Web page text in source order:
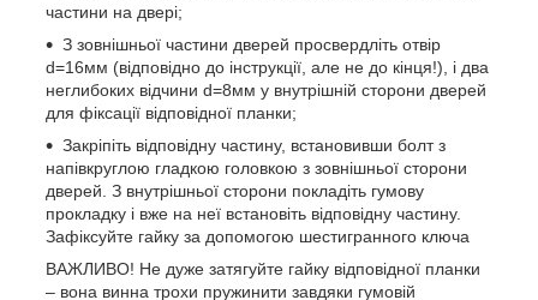
частини на двері;
З зовнішньої частини дверей просвердліть отвір
d=16мм (відповідно до інструкції, але не до кінця!), і два
неглибоких відчини d=8мм у внутрішній сторони дверей
для фіксації відповідної планки;
Закріпіть відповідну частину, встановивши болт з
напівкруглою гладкою головкою з зовнішньої сторони
дверей. З внутрішньої сторони покладіть гумову
прокладку і вже на неї встановіть відповідну частину.
Зафіксуйте гайку за допомогою шестигранного ключа
ВАЖЛИВО! Не дуже затягуйте гайку відповідної планки
– вона винна трохи пружинити завдяки гумовій